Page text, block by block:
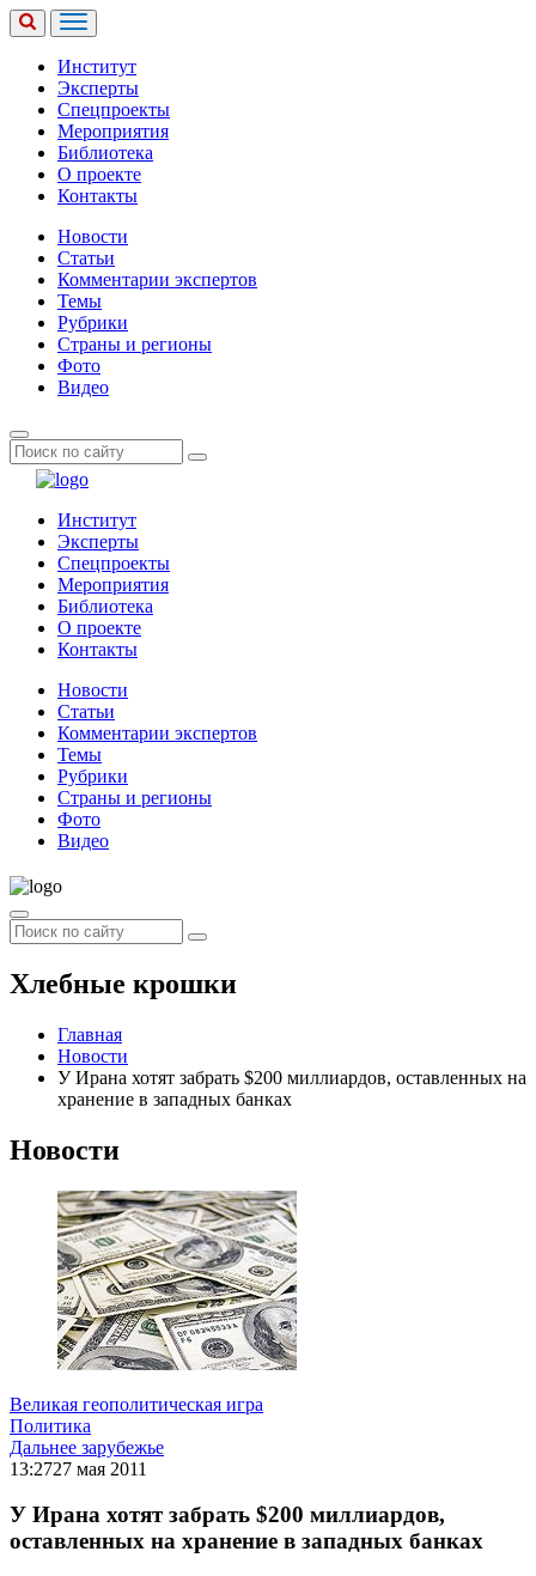
Институт
Эксперты
Спецпроекты
Мероприятия
Библиотека
О проекте
Контакты
Новости
Статьи
Комментарии экспертов
Темы
Рубрики
Страны и регионы
Фото
Видео
Институт
Эксперты
Спецпроекты
Мероприятия
Библиотека
О проекте
Контакты
Новости
Статьи
Комментарии экспертов
Темы
Рубрики
Страны и регионы
Фото
Видео
Хлебные крошки
Главная
Новости
У Ирана хотят забрать $200 миллиардов, оставленных на
хранение в западных банках
Новости
Великая геополитическая игра
Политика
Дальнее зарубежье
13:2727 мая 2011
У Ирана хотят забрать $200 миллиардов,
оставленных на хранение в западных банках